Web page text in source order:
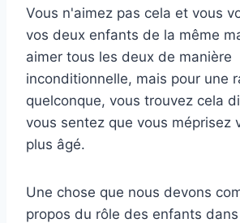
Vous n'aimez pas cela et vous
vos deux enfants de la même
aimer tous les deux de manière
inconditionnelle, mais pour une
quelconque, vous trouvez cela
vous sentez que vous méprisez
plus âgé.
Une chose que nous devons
propos du rôle des enfants